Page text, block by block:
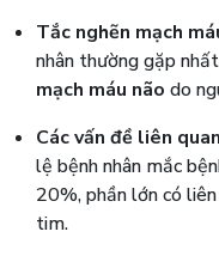
Tắc nghẽn mạch
nhân thường gặp
mạch máu não do
Các vấn đề liên
lệ bệnh nhân mắc
20%, phần lớn có
tim.